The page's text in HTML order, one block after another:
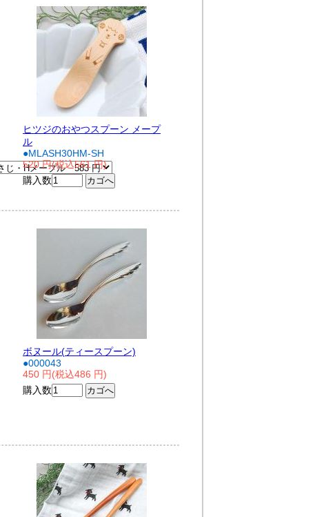
ヒツジのおやつスプーン メープ
ル
●MLASH30HM-SH
520 円(税込561 円)
購入数
ボヌール(ティースプーン)
●000043
450 円(税込486 円)
購入数